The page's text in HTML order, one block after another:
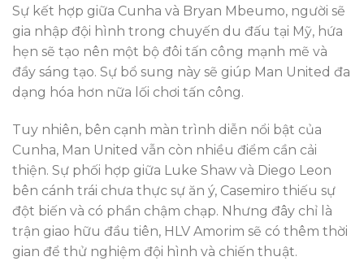
Sự kết hợp giữa Cunha và Bryan Mbeumo, người sẽ
gia nhập đội hình trong chuyến du đấu tại Mỹ, hứa
hẹn sẽ tạo nên một bộ đôi tấn công mạnh mẽ và
đầy sáng tạo. Sự bổ sung này sẽ giúp Man United đa
dạng hóa hơn nữa lối chơi tấn công.
Tuy nhiên, bên cạnh màn trình diễn nổi bật của
Cunha, Man United vẫn còn nhiều điểm cần cải
thiện. Sự phối hợp giữa Luke Shaw và Diego Leon
bên cánh trái chưa thực sự ăn ý, Casemiro thiếu sự
đột biến và có phần chậm chạp. Nhưng đây chỉ là
trận giao hữu đầu tiên, HLV Amorim sẽ có thêm thời
gian để thử nghiệm đội hình và chiến thuật.